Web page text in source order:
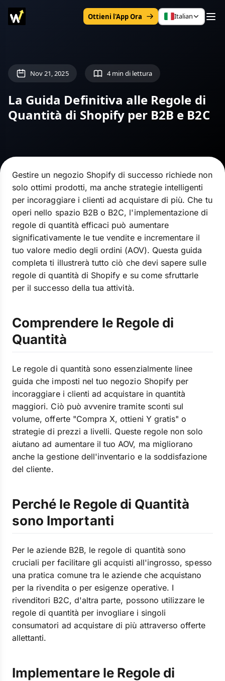
Ottieni l'App Ora Italian
Nov 21, 2025 4 min di lettura
La Guida Definitiva alle Regole di
Quantità di Shopify per B2B e B2C
Gestire un negozio Shopify di successo richiede non
solo ottimi prodotti, ma anche strategie intelligenti
per incoraggiare i clienti ad acquistare di più. Che tu
operi nello spazio B2B o B2C, l'implementazione di
regole di quantità efficaci può aumentare
significativamente le tue vendite e incrementare il
tuo valore medio degli ordini (AOV). Questa guida
completa ti illustrerà tutto ciò che devi sapere sulle
regole di quantità di Shopify e su come sfruttarle
per il successo della tua attività.
Comprendere le Regole di
Quantità
Le regole di quantità sono essenzialmente linee
guida che imposti nel tuo negozio Shopify per
incoraggiare i clienti ad acquistare in quantità
maggiori. Ciò può avvenire tramite sconti sul
volume, offerte "Compra X, ottieni Y gratis" o
strategie di prezzi a livelli. Queste regole non solo
aiutano ad aumentare il tuo AOV, ma migliorano
anche la gestione dell'inventario e la soddisfazione
del cliente.
Perché le Regole di Quantità
sono Importanti
Per le aziende B2B, le regole di quantità sono
cruciali per facilitare gli acquisti all'ingrosso, spesso
una pratica comune tra le aziende che acquistano
per la rivendita o per esigenze operative. I
rivenditori B2C, d'altra parte, possono utilizzare le
regole di quantità per invogliare i singoli
consumatori ad acquistare di più attraverso offerte
allettanti.
Implementare le Regole di